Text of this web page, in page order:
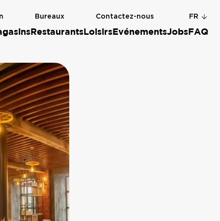
Restaurants Loisirs EvénementsJobs FAQ
Bureaux Contactez-nous FR